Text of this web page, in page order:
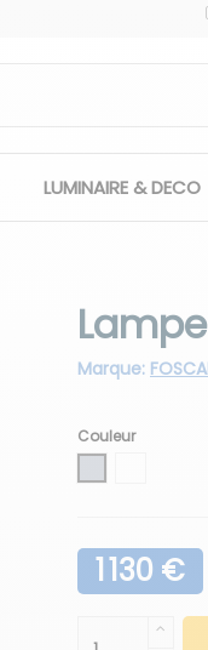
LUMINAIRE & DECO
Marque:
Couleur
1 130 €